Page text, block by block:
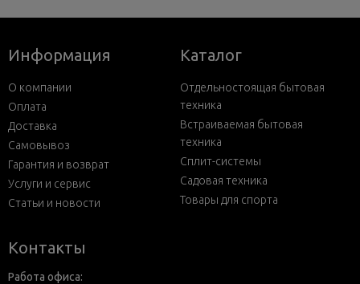
Информация
О компании
Оплата
Доставка
Самовывоз
Гарантия и возврат
Услуги и сервис
Статьи и новости
Каталог
Отдельностоящая бытовая
техника
Встраиваемая бытовая
техника
Сплит-системы
Садовая техника
Товары для спорта
Контакты
Работа офиса: